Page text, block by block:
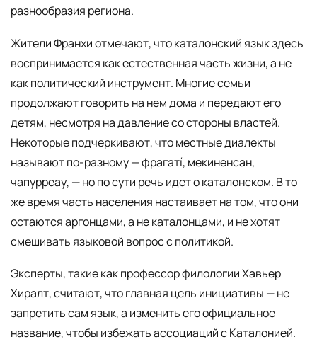
разнообразия региона.
Жители Франхи отмечают, что каталонский язык здесь
воспринимается как естественная часть жизни, а не
как политический инструмент. Многие семьи
продолжают говорить на нем дома и передают его
детям, несмотря на давление со стороны властей.
Некоторые подчеркивают, что местные диалекты
называют по-разному — фрагатí, мекиненсан,
чапурреау, — но по сути речь идет о каталонском. В то
же время часть населения настаивает на том, что они
остаются аргонцами, а не каталонцами, и не хотят
смешивать языковой вопрос с политикой.
Эксперты, такие как профессор филологии Хавьер
Хиралт, считают, что главная цель инициативы — не
запретить сам язык, а изменить его официальное
название, чтобы избежать ассоциаций с Каталонией.